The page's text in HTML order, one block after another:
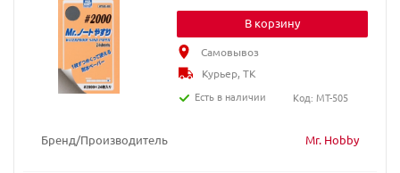
Бренд/Производитель Mr. Hobby
В корзину
Самовывоз
Курьер, ТК
Есть в наличии
Код: MT-505